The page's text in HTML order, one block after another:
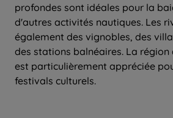
profondes sont idéales pour la
d'autres activités nautiques. Les
également des vignobles, des
des stations balnéaires. La
est particulièrement appréciée
festivals culturels.